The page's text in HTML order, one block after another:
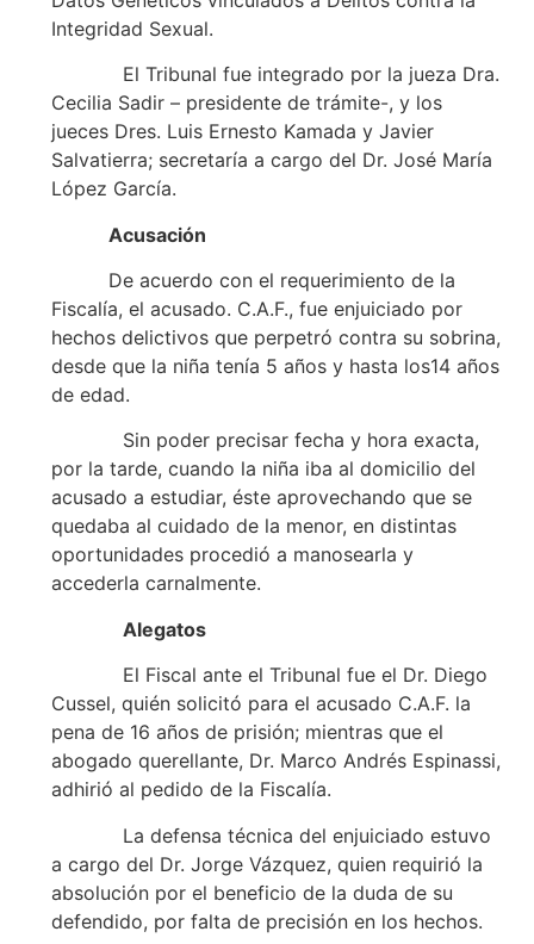
Integridad Sexual.
El Tribunal fue integrado por la jueza Dra.
Cecilia Sadir – presidente de trámite-, y los
jueces Dres. Luis Ernesto Kamada y Javier
Salvatierra; secretaría a cargo del Dr. José María
López García.
Acusación
De acuerdo con el requerimiento de la
Fiscalía, el acusado. C.A.F., fue enjuiciado por
hechos delictivos que perpetró contra su sobrina,
desde que la niña tenía 5 años y hasta los14 años
de edad.
Sin poder precisar fecha y hora exacta,
por la tarde, cuando la niña iba al domicilio del
acusado a estudiar, éste aprovechando que se
quedaba al cuidado de la menor, en distintas
oportunidades procedió a manosearla y
accederla carnalmente.
Alegatos
El Fiscal ante el Tribunal fue el Dr. Diego
Cussel, quién solicitó para el acusado C.A.F. la
pena de 16 años de prisión; mientras que el
abogado querellante, Dr. Marco Andrés Espinassi,
adhirió al pedido de la Fiscalía.
La defensa técnica del enjuiciado estuvo
a cargo del Dr. Jorge Vázquez, quien requirió la
absolución por el beneficio de la duda de su
defendido, por falta de precisión en los hechos.